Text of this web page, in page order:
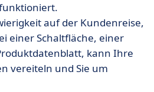
auf der Kundenreise,
einer Schaltfläche, einer
kann Ihre
vereiteln und Sie um